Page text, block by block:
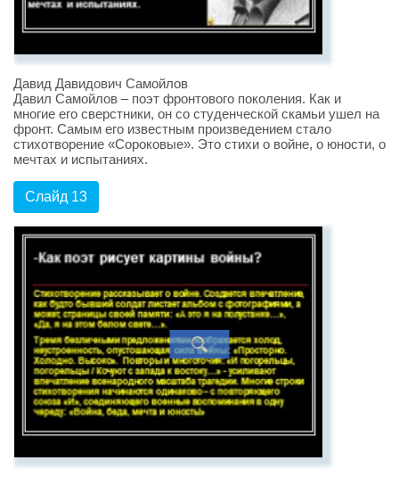
Давид Давидович Самойлов
Давил Самойлов – поэт фронтового поколения. Как и
многие его сверстники, он со студенческой скамьи ушел на
фронт. Самым его известным произведением стало
стихотворение «Сороковые». Это стихи о войне, о юности, о
мечтах и испытаниях.
Слайд 13